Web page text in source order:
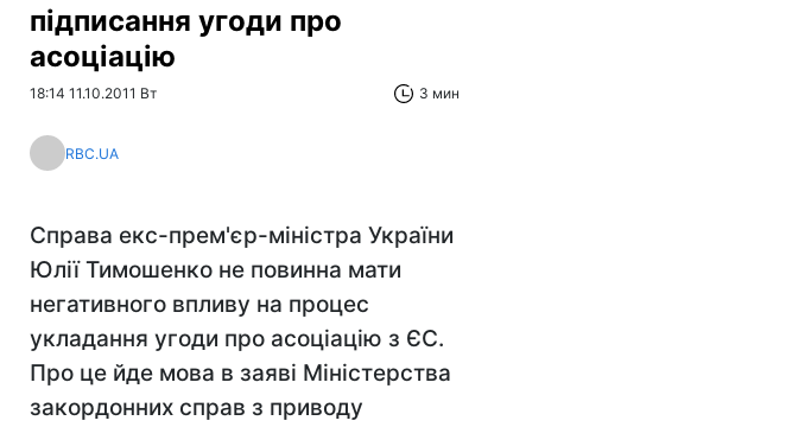
підписання угоди про
асоціацію
18:14 11.10.2011 Вт 3 мин
RBC.UA
Справа екс-прем'єр-міністра України
Юлії Тимошенко не повинна мати
негативного впливу на процес
укладання угоди про асоціацію з ЄС.
Про це йде мова в заяві Міністерства
закордонних справ з приводу